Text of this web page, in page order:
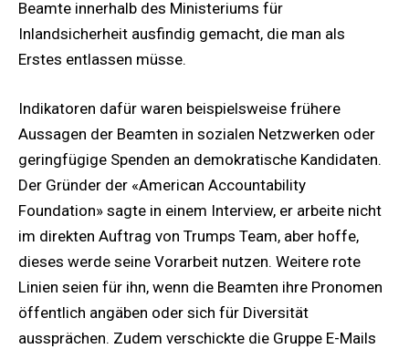
Beamte innerhalb des Ministeriums für
Inlandsicherheit ausfindig gemacht, die man als
Erstes entlassen müsse.
Indikatoren dafür waren beispielsweise frühere
Aussagen der Beamten in sozialen Netzwerken oder
geringfügige Spenden an demokratische Kandidaten.
Der Gründer der «American Accountability
Foundation» sagte in einem Interview, er arbeite nicht
im direkten Auftrag von Trumps Team, aber hoffe,
dieses werde seine Vorarbeit nutzen. Weitere rote
Linien seien für ihn, wenn die Beamten ihre Pronomen
öffentlich angäben oder sich für Diversität
aussprächen. Zudem verschickte die Gruppe E-Mails